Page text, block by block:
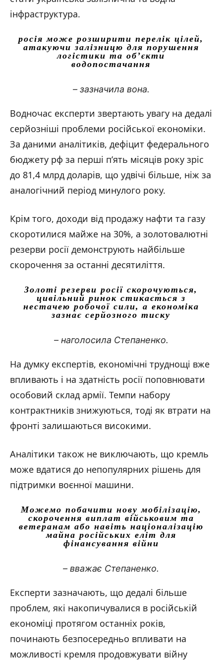
інфраструктура.
росія може розширити перелік цілей,
атакуючи залізницю для порушення
логістики та об’єкти
водопостачання
– зазначила вона.
Водночас експерти звертають увагу на дедалі
серйозніші проблеми російської економіки.
За даними аналітиків, дефіцит федерального
бюджету рф за перші п’ять місяців року зріс
до 81,4 млрд доларів, що удвічі більше, ніж за
аналогічний період минулого року.
Крім того, доходи від продажу нафти та газу
скоротилися майже на 30%, а золотовалютні
резерви росії демонструють найбільше
скорочення за останні десятиліття.
Золоті резерви росії скорочуються,
цивільний ринок стикається з
нестачею робочої сили, а економіка
зазнає серйозного тиску
– наголосила Степаненко.
На думку експертів, економічні труднощі вже
впливають і на здатність росії поповнювати
особовий склад армії. Темпи набору
контрактників знижуються, тоді як втрати на
фронті залишаються високими.
Аналітики також не виключають, що кремль
може вдатися до непопулярних рішень для
підтримки воєнної машини.
Можемо побачити нову мобілізацію,
скорочення виплат військовим та
ветеранам або навіть націоналізацію
майна російських еліт для
фінансування війни
– вважає Степаненко.
Експерти зазначають, що дедалі більше
проблем, які накопичувалися в російській
економіці протягом останніх років,
починають безпосередньо впливати на
можливості кремля продовжувати війну